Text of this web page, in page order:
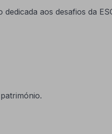
aos desafios da